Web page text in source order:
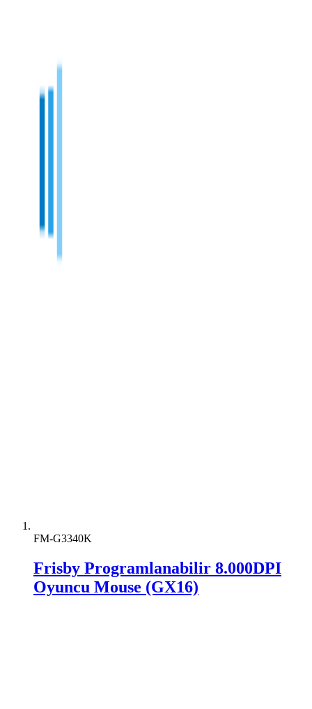
FM-G3340K
Frisby Programlanabilir 8.000DPI
Oyuncu Mouse (GX16)